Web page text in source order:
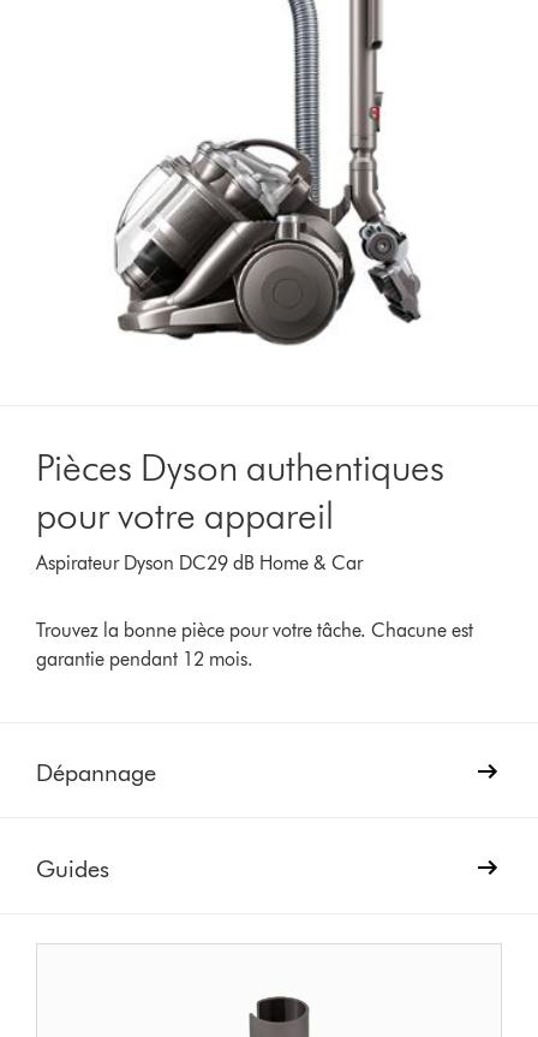
Pièces Dyson authentiques
pour votre appareil
Aspirateur Dyson DC29 dB Home & Car
Trouvez la bonne pièce pour votre tâche. Chacune est
garantie pendant 12 mois.
Dépannage
Guides